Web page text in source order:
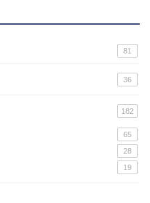
81
36
182
65
28
19